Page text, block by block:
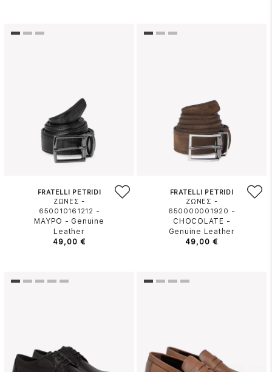
FRATELLI PETRIDI
ΖΩΝΕΣ -
650010161212 -
ΜΑΥΡΟ - Genuine
Leather
49,00 €
FRATELLI PETRIDI
ΖΩΝΕΣ -
650000001920 -
CHOCOLATE -
Genuine Leather
49,00 €